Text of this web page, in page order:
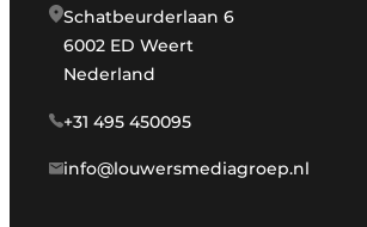
Schatbeurderlaan 6
6002 ED Weert
Nederland
+31 495 450095
info@louwersmediagroep.nl